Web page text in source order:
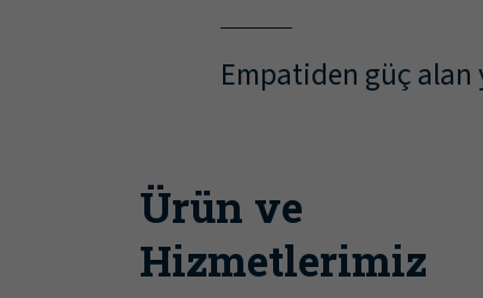
Empatiden güç
Ürün ve
Hizmetlerimiz